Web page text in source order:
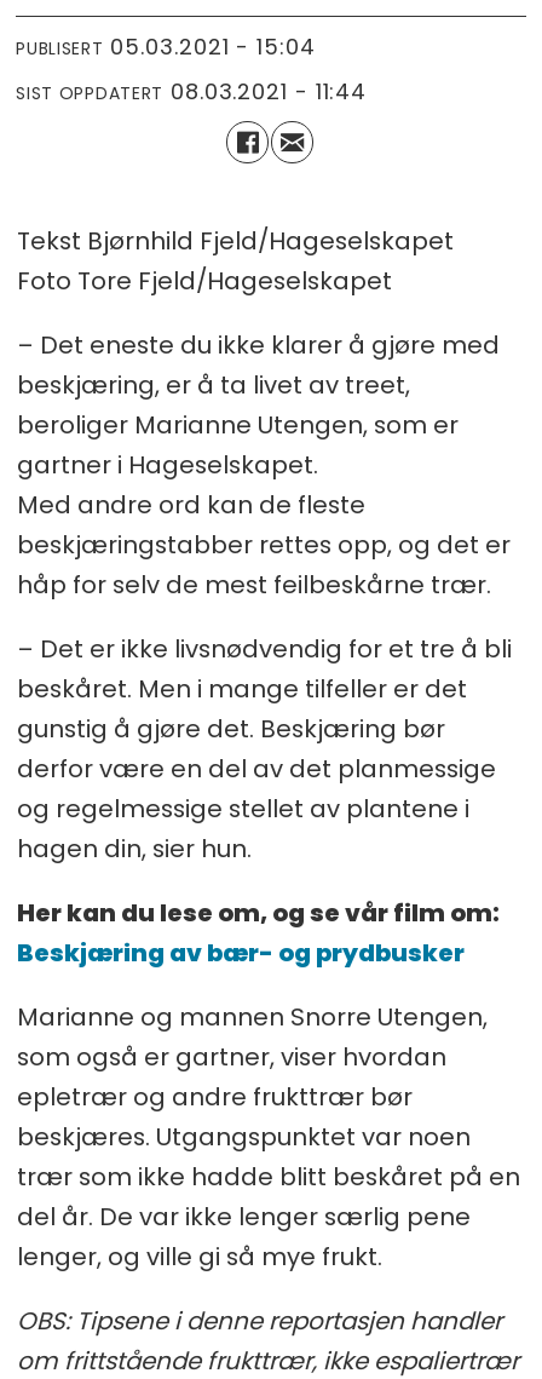
PUBLISERT 05.03.2021 - 15:04
SIST OPPDATERT 08.03.2021 - 11:44
Tekst Bjørnhild Fjeld/Hageselskapet
Foto Tore Fjeld/Hageselskapet
– Det eneste du ikke klarer å gjøre med
beskjæring, er å ta livet av treet,
beroliger Marianne Utengen, som er
gartner i Hageselskapet.
Med andre ord kan de fleste
beskjæringstabber rettes opp, og det er
håp for selv de mest feilbeskårne trær.
– Det er ikke livsnødvendig for et tre å bli
beskåret. Men i mange tilfeller er det
gunstig å gjøre det. Beskjæring bør
derfor være en del av det planmessige
og regelmessige stellet av plantene i
hagen din, sier hun.
Her kan du lese om, og se vår film om:
Beskjæring av bær- og prydbusker
Marianne og mannen Snorre Utengen,
som også er gartner, viser hvordan
epletrær og andre frukttrær bør
beskjæres. Utgangspunktet var noen
trær som ikke hadde blitt beskåret på en
del år. De var ikke lenger særlig pene
lenger, og ville gi så mye frukt.
OBS: Tipsene i denne reportasjen handler
om frittstående frukttrær, ikke espaliertrær